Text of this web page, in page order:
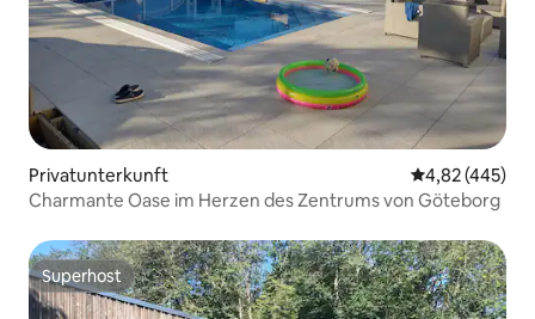
Privatunterkunft
4,82 (445)
Charmante Oase im Herzen des Zentrums von Göteborg
Superhost
Superhost